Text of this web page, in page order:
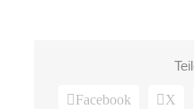
Facebook X